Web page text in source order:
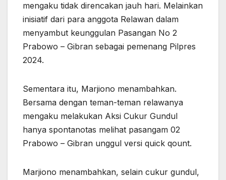
mengaku tidak direncakan jauh hari. Melainkan
inisiatif dari para anggota Relawan dalam
menyambut keunggulan Pasangan No 2
Prabowo – Gibran sebagai pemenang Pilpres
2024.
Sementara itu, Marjiono menambahkan.
Bersama dengan teman-teman relawanya
mengaku melakukan Aksi Cukur Gundul
hanya spontanotas melihat pasangam 02
Prabowo – Gibran unggul versi quick qount.
Marjiono menambahkan, selain cukur gundul,